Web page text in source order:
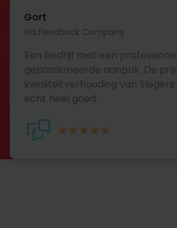
Gort
via Feedback Company
Een bedrijf met een
gepassioneerde aanpak. De
kwaliteitverhouding van
echt heel goed.